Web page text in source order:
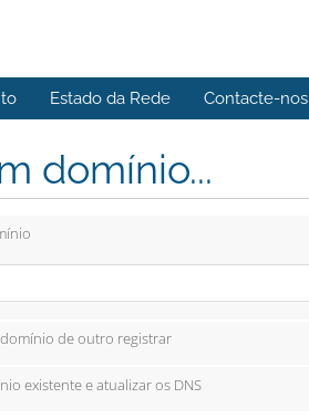
Estado da Rede Contacte-nos
domínio...
de outro registrar
existente e atualizar os DNS